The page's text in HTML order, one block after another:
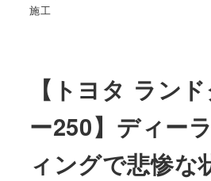
施工
【トヨタ ラン
ー250】ディー
ィングで悲惨な